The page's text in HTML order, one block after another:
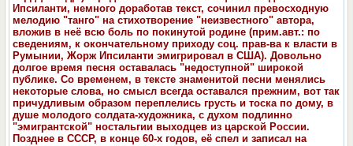
Ипсиланти, немного доработав текст, сочинил превосходную
мелодию "танго" на стихотворение "неизвестного" автора,
вложив в неё всю боль по покинутой родине (прим.авт.: по
сведениям, к окончательному приходу соц. прав-ва к власти в
Румынии, Жорж Ипсиланти эмигрировал в США). Довольно
долгое время песня оставалась "недоступной" широкой
публике. Со временем, в тексте знаменитой песни менялись
некоторые слова, но смысл всегда оставался прежним, вот так
причудливым образом переплелись грусть и тоска по дому, в
душе молодого солдата-художника, с духом подлинно
"эмигрантской" ностальгии выходцев из царской России.
Позднее в СССР, в конце 60-х годов, её спел и записал на